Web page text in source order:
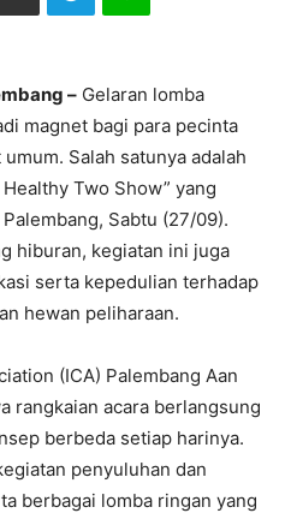
– Gelaran lomba
magnet bagi para pecinta
Salah satunya adalah
Two Show” yang
Sabtu (27/09).
hiburan, kegiatan ini juga
serta kepedulian terhadap
hewan peliharaan.
(ICA) Palembang Aan
rangkaian acara berlangsung
berbeda setiap harinya.
penyuluhan dan
berbagai lomba ringan yang